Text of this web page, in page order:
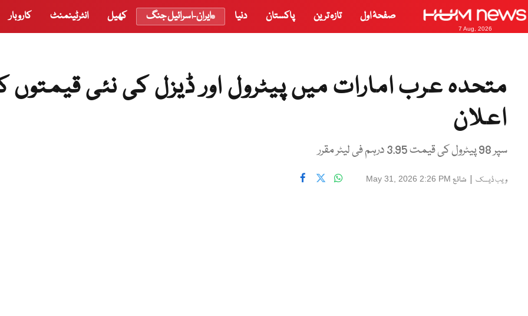
7 Aug, 2026
صفحۂ اول تازہ ترین پاکستان دنیا ایران-اسرائیل جنگ کھیل انٹرٹینمنٹ کاروبار
متحدہ عرب امارات میں پیٹرول اور ڈیزل کی نئی قیمتوں
اعلان
سپر 98 پیٹرول کی قیمت 3.95 درہم فی لیٹر مقرر
ویب ڈیسک | شائع May 31, 2026 2:26 PM